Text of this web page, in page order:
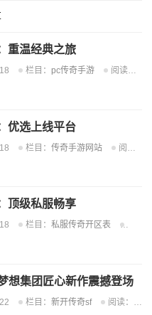
重温经典之旅
栏目： pc传奇手游 阅读：675
优选上线平台
栏目： 传奇手游网站 阅读：705
顶级私服畅享
栏目： 私服传奇开区表 阅读
想集团匠心新作震撼登场
栏目： 新开传奇sf 阅读：617